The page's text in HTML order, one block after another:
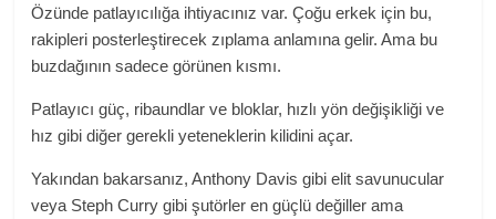
Özünde patlayıcılığa ihtiyacınız var. Çoğu erkek için bu,
rakipleri posterleştirecek zıplama anlamına gelir. Ama bu
buzdağının sadece görünen kısmı.
Patlayıcı güç, ribaundlar ve bloklar, hızlı yön değişikliği ve
hız gibi diğer gerekli yeteneklerin kilidini açar.
Yakından bakarsanız, Anthony Davis gibi elit savunucular
veya Steph Curry gibi şutörler en güçlü değiller ama